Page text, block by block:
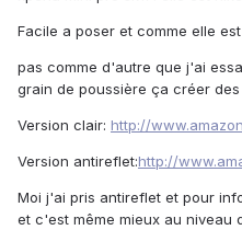
Facile a poser et comme elle
pas comme d'autre que j'ai
grain de poussière ça créer
Version clair: http://
Version antireflet:http://
Moi j'ai pris antireflet et pour
et c'est même mieux au niveau